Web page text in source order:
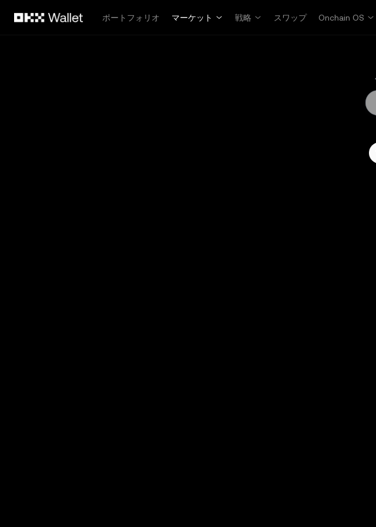
ポートフォリオ
マーケット 戦略 スワップ Onchain OS